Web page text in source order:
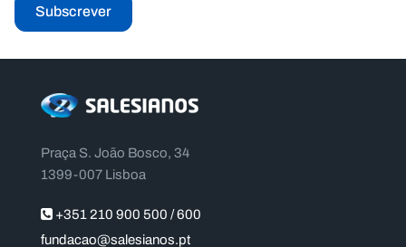
Subscrever
Praça S. João Bosco, 34
1399-007 Lisboa
+351 210 900 500 / 600
fundacao@salesianos.pt